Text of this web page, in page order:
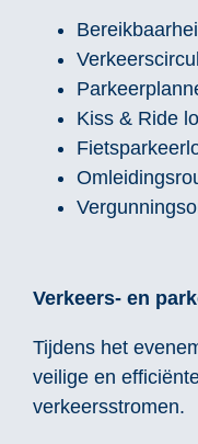
Kiss & Ride
Verkeers- en
Tijdens het
veilige en
verkeersstromen.